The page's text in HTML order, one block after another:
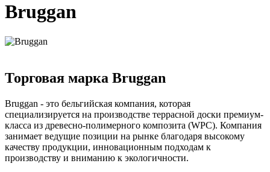
Bruggan
Торговая марка Bruggan
Bruggan - это бельгийская компания, которая
специализируется на производстве террасной доски премиум-
класса из древесно-полимерного композита (WPC). Компания
занимает ведущие позиции на рынке благодаря высокому
качеству продукции, инновационным подходам к
производству и вниманию к экологичности.